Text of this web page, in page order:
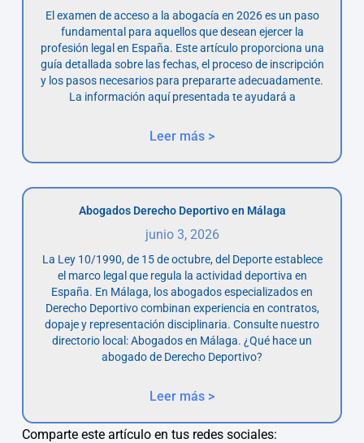
El examen de acceso a la abogacía en 2026 es un paso
fundamental para aquellos que desean ejercer la
profesión legal en España. Este artículo proporciona una
guía detallada sobre las fechas, el proceso de inscripción
y los pasos necesarios para prepararte adecuadamente.
La información aquí presentada te ayudará a
Leer más >
Abogados Derecho Deportivo en Málaga
junio 3, 2026
La Ley 10/1990, de 15 de octubre, del Deporte establece
el marco legal que regula la actividad deportiva en
España. En Málaga, los abogados especializados en
Derecho Deportivo combinan experiencia en contratos,
dopaje y representación disciplinaria. Consulte nuestro
directorio local: Abogados en Málaga. ¿Qué hace un
abogado de Derecho Deportivo?
Leer más >
Comparte este artículo en tus redes sociales: